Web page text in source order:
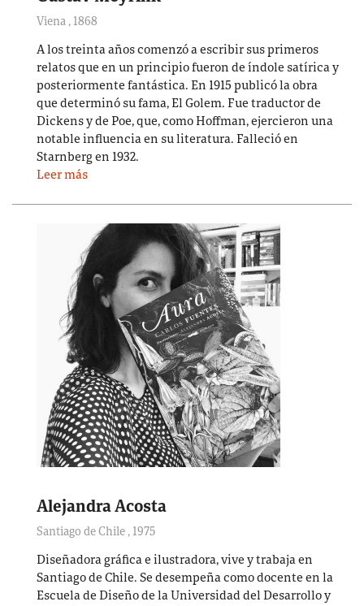
Viena , 1868
A los treinta años comenzó a escribir sus primeros
relatos que en un principio fueron de índole satírica y
posteriormente fantástica. En 1915 publicó la obra
que determinó su fama, El Golem. Fue traductor de
Dickens y de Poe, que, como Hoffman, ejercieron una
notable influencia en su literatura. Falleció en
Starnberg en 1932.
Leer más
Alejandra Acosta
Santiago de Chile , 1975
Diseñadora gráfica e ilustradora, vive y trabaja en
Santiago de Chile. Se desempeña como docente en la
Escuela de Diseño de la Universidad del Desarrollo y